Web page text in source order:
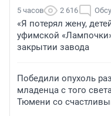
5 часов 2 616
«Я потерял жену,
уфимской
закрытии завода
Победили опухоль
младенца с того
Тюмени со